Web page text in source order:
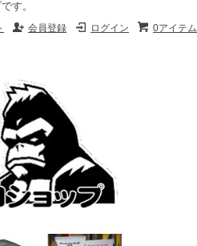
す。
0アイテム
ログイン
会員登録